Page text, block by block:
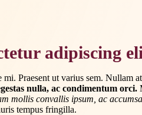
adipiscing
mi. Praesent ut varius sem.
nulla, ac condimentum orci.
mollis convallis ipsum, ac
tempus fringilla.